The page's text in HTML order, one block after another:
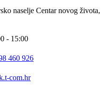
naselje Centar novog života,
- 15:00
460 926
com.hr